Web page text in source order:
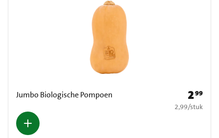
Jumbo Biologische Pompoen Prijs: €
299
€ 2,99 per stuk
2,99/stuk